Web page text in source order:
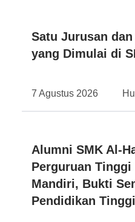
Satu Jurusan
yang Dimulai di
7 Agustus 2026
Alumni SMK Al-
Perguruan
Mandiri, Bukti
Pendidikan Tinggi